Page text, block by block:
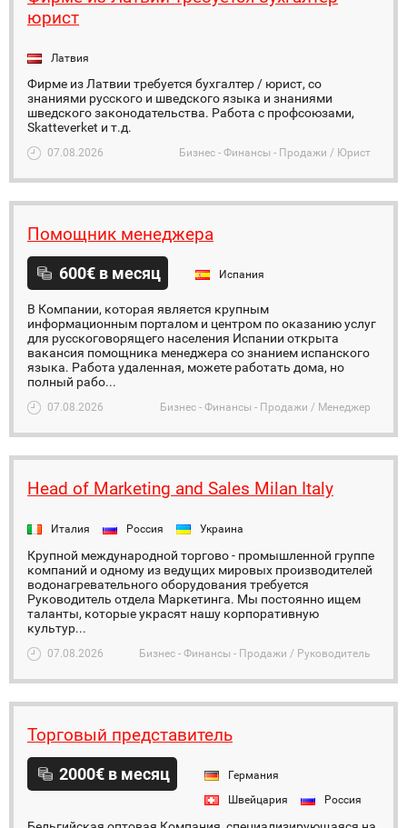
юрист
Латвия
Фирме из Латвии требуется бухгалтер / юрист, со
знаниями русского и шведского языка и знаниями
шведского законодательства. Работа с профсоюзами,
Skatteverket и т.д.
07.08.2026 Бизнес - Финансы - Продажи / Юрист
Помощник менеджера
600€ в месяц Испания
В Компании, которая является крупным
информационным порталом и центром по оказанию услуг
для русскоговорящего населения Испании открыта
вакансия помощника менеджера со знанием испанского
языка. Работа удаленная, можете работать дома, но
полный рабо...
07.08.2026 Бизнес - Финансы - Продажи / Менеджер
Head of Marketing and Sales Milan Italy
Италия Россия Украина
Крупной международной торгово - промышленной группе
компаний и одному из ведущих мировых производителей
водонагревательного оборудования требуется
Руководитель отдела Маркетинга. Мы постоянно ищем
таланты, которые украсят нашу корпоративную
культур...
07.08.2026 Бизнес - Финансы - Продажи / Руководитель
Торговый представитель
2000€ в месяц
Германия
Швейцария
Россия